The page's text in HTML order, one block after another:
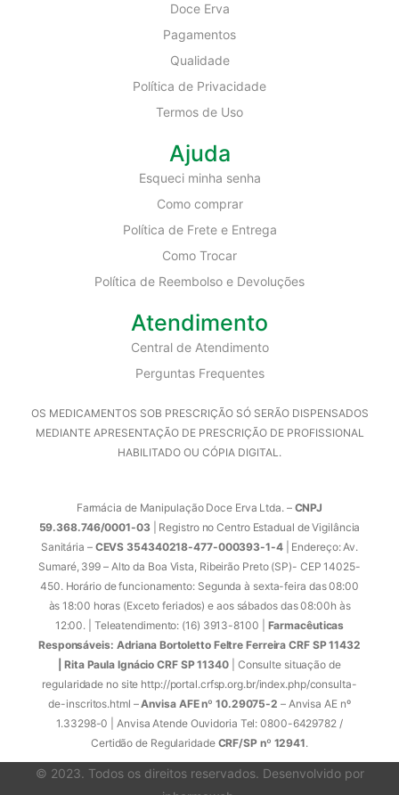
Doce Erva
Pagamentos
Qualidade
Política de Privacidade
Termos de Uso
Ajuda
Esqueci minha senha
Como comprar
Política de Frete e Entrega
Como Trocar
Política de Reembolso e Devoluções
Atendimento
Central de Atendimento
Perguntas Frequentes
OS MEDICAMENTOS SOB PRESCRIÇÃO SÓ SERÃO DISPENSADOS
MEDIANTE APRESENTAÇÃO DE PRESCRIÇÃO DE PROFISSIONAL
HABILITADO OU CÓPIA DIGITAL.
Farmácia de Manipulação Doce Erva Ltda. – CNPJ
59.368.746/0001-03| Registro no Centro Estadual de Vigilância
Sanitária –CEVS 354340218-477-000393-1-4| Endereço: Av.
Sumaré, 399 – Alto da Boa Vista, Ribeirão Preto (SP)- CEP 14025-
450. Horário de funcionamento: Segunda à sexta-feira das 08:00
às 18:00 horas (Exceto feriados) e aos sábados das 08:00h às
12:00. | Teleatendimento: (16) 3913-8100 | Farmacêuticas
Responsáveis: Adriana Bortoletto Feltre Ferreira CRF SP 11432
| Rita Paula Ignácio CRF SP 11340 | Consulte situação de
regularidade no site http://portal.crfsp.org.br/index.php/consulta-
de-inscritos.html –Anvisa AFE nº 10.29075-2 – Anvisa AE nº
1.33298-0 | Anvisa Atende Ouvidoria Tel: 0800-6429782 /
Certidão de Regularidade CRF/SP nº 12941.
© 2023. Todos os direitos reservados. Desenvolvido por